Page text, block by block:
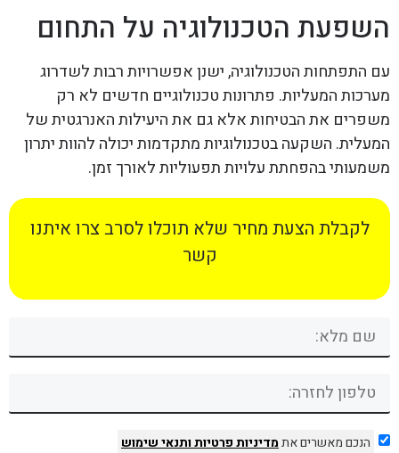
השפעת הטכנולוגיה על התחום
עם התפתחות הטכנולוגיה, ישנן אפשרויות רבות לשדרוג
מערכות המעליות. פתרונות טכנולוגיים חדשים לא רק
משפרים את הבטיחות אלא גם את היעילות האנרגטית של
המעלית. השקעה בטכנולוגיות מתקדמות יכולה להוות יתרון
משמעותי בהפחתת עלויות תפעוליות לאורך זמן.
לקבלת הצעת מחיר שלא תוכלו לסרב צרו איתנו
קשר
הנכם מאשרים אתמדיניות פרטיותותנאי שימוש